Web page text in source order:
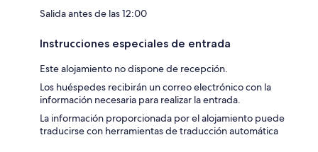
Salida antes de las 12:00
Instrucciones especiales de entrada
Este alojamiento no dispone de recepción.
Los huéspedes recibirán un correo electrónico con la
información necesaria para realizar la entrada.
La información proporcionada por el alojamiento puede
traducirse con herramientas de traducción automática